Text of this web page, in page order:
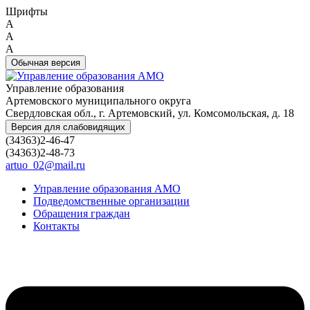
Шрифты
A
A
A
Обычная версия
Управление образования
Артемовского муниципального округа
Свердловская обл., г. Артемовский, ул. Комсомольская, д. 18
Версия для слабовидящих
(34363)2-46-47
(34363)2-48-73
artuo_02@mail.ru
Управление образования АМО
Подведомственные организации
Обращения граждан
Контакты